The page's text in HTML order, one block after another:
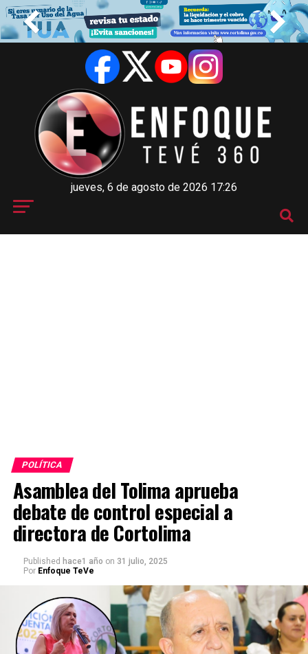
jueves, 6 de agosto de 2026 17:26
POLÍTICA
Asamblea del Tolima aprueba
debate de control especial a
directora de Cortolima
Published hace1 año on 31 julio, 2025
Por Enfoque TeVe